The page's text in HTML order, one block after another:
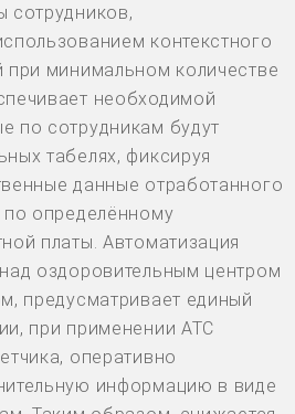
сотрудников,
контекстного
при минимальном количестве
необходимой
по сотрудникам будут
табелях, фиксируя
данные отработанного
определённому
платы. Автоматизация
оздоровительным центром
предусматривает единый
при применении АТС
оперативно
информацию в виде